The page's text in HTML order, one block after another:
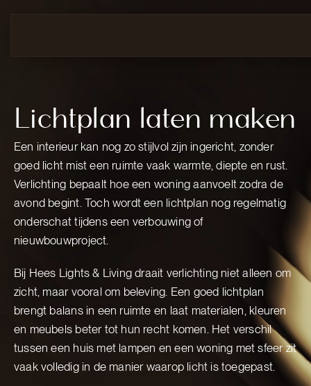
Lichtplan laten maken
Een interieur kan nog zo stijlvol zijn ingericht, zonder
goed licht mist een ruimte vaak warmte, diepte en rust.
Verlichting bepaalt hoe een woning aanvoelt zodra de
avond begint. Toch wordt een lichtplan nog regelmatig
onderschat tijdens een verbouwing of
nieuwbouwproject.
Bij Hees Lights & Living draait verlichting niet alleen om
zicht, maar vooral om beleving. Een goed lichtplan
brengt balans in een ruimte en laat materialen, kleuren
en meubels beter tot hun recht komen. Het verschil
tussen een huis met lampen en een woning met sfeer zit
vaak volledig in de manier waarop licht is toegepast.